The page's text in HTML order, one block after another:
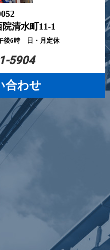
清水町11-1
後6時 日・月定休
5904
合わせ